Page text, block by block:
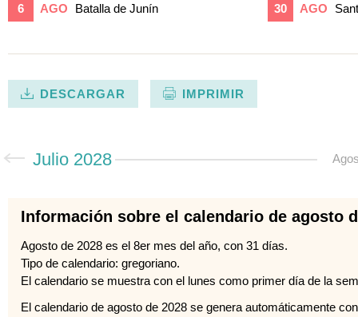
6 AGO Batalla de Junín 30 AGO
DESCARGAR IMPRIMIR
Julio 2028
Información sobre el calendario de agosto
Agosto de 2028 es el 8er mes del año, con 31 días.
Tipo de calendario: gregoriano.
El calendario se muestra con el lunes como primer día de la
El calendario de agosto de 2028 se genera automáticamente